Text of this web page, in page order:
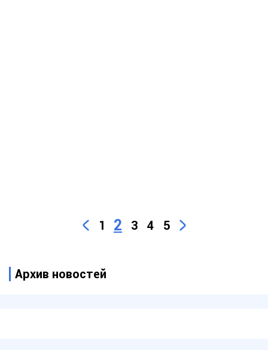
1 2 3 4 5
Архив новостей